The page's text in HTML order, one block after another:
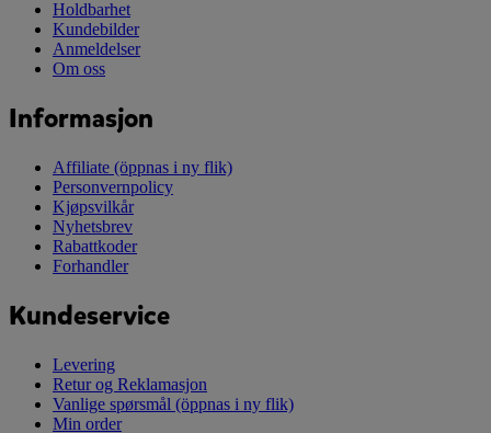
Holdbarhet
Kundebilder
Anmeldelser
Om oss
Informasjon
Affiliate (öppnas i ny flik)
Personvernpolicy
Kjøpsvilkår
Nyhetsbrev
Rabattkoder
Forhandler
Kundeservice
Levering
Retur og Reklamasjon
Vanlige spørsmål (öppnas i ny flik)
Min order